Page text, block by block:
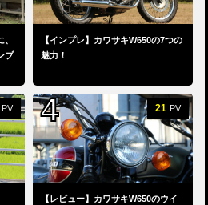
ブ
【インプレ】カワサキW650の7つの
魅力！
PV 21 PV
【レビュー】カワサキW650のウイ